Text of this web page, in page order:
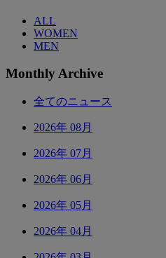
ALL
WOMEN
MEN
Monthly Archive
全てのニュース
2026年 08月
2026年 07月
2026年 06月
2026年 05月
2026年 04月